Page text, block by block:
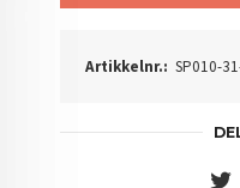
Artikkelnr.: SP010-